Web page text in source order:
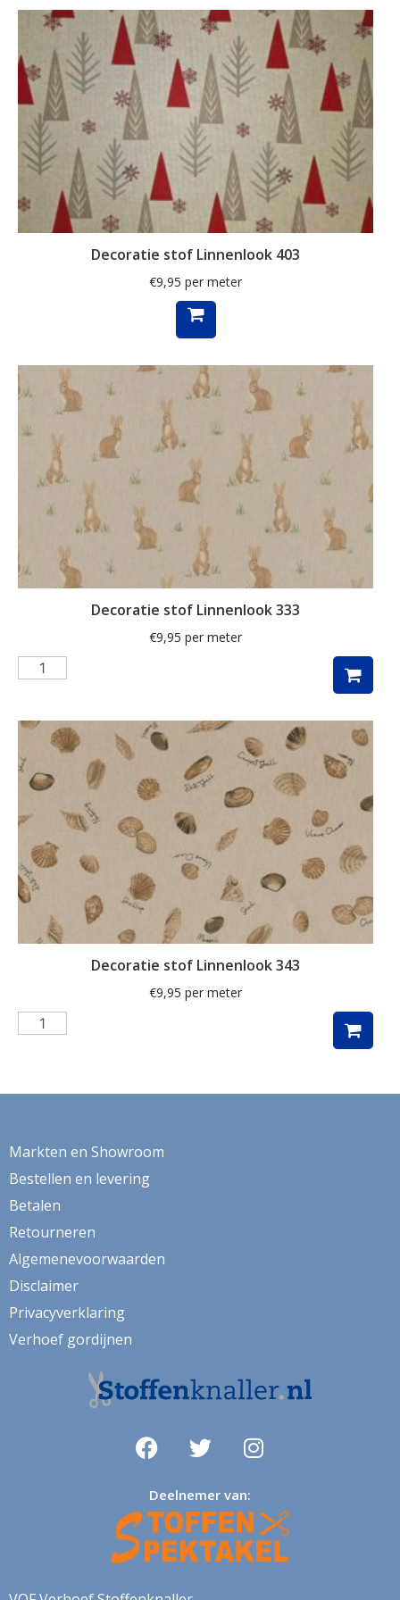
ganzen
gemberkoekjes
geometrisch
ginko
gnome
grafisch
groene thee
herfstblad
herfstbladeren
hert
herten
hertje
hijskraan
hollands
huizen
ijsbeer
indoor
kabouter
kamille
katoen
kerst
kerstman
kippen
klaproos
klaprozen
kleed
kruiden
Decoratie stof Linnenlook 403
€9,95 per meter
Decoratie stof Linnenlook 333
€9,95 per meter
Decoratie stof Linnenlook 343
€9,95 per meter
Markten en Showroom
Bestellen en levering
Betalen
Retourneren
Algemenevoorwaarden
Disclaimer
Privacyverklaring
Verhoef gordijnen
Deelnemer van: